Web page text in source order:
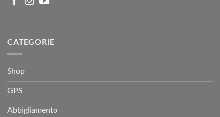
CATEGORIE
Shop
GPS
Abbigliamento